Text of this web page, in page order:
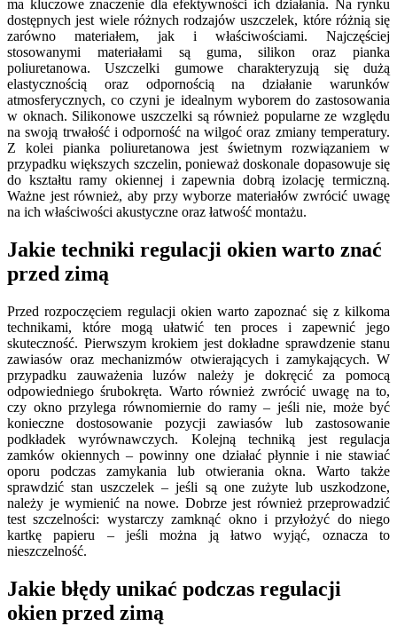
ma kluczowe znaczenie dla efektywności ich działania. Na rynku
dostępnych jest wiele różnych rodzajów uszczelek, które różnią się
zarówno materiałem, jak i właściwościami. Najczęściej
stosowanymi materiałami są guma, silikon oraz pianka
poliuretanowa. Uszczelki gumowe charakteryzują się dużą
elastycznością oraz odpornością na działanie warunków
atmosferycznych, co czyni je idealnym wyborem do zastosowania
w oknach. Silikonowe uszczelki są również popularne ze względu
na swoją trwałość i odporność na wilgoć oraz zmiany temperatury.
Z kolei pianka poliuretanowa jest świetnym rozwiązaniem w
przypadku większych szczelin, ponieważ doskonale dopasowuje się
do kształtu ramy okiennej i zapewnia dobrą izolację termiczną.
Ważne jest również, aby przy wyborze materiałów zwrócić uwagę
na ich właściwości akustyczne oraz łatwość montażu.
Jakie techniki regulacji okien warto znać
przed zimą
Przed rozpoczęciem regulacji okien warto zapoznać się z kilkoma
technikami, które mogą ułatwić ten proces i zapewnić jego
skuteczność. Pierwszym krokiem jest dokładne sprawdzenie stanu
zawiasów oraz mechanizmów otwierających i zamykających. W
przypadku zauważenia luzów należy je dokręcić za pomocą
odpowiedniego śrubokręta. Warto również zwrócić uwagę na to,
czy okno przylega równomiernie do ramy – jeśli nie, może być
konieczne dostosowanie pozycji zawiasów lub zastosowanie
podkładek wyrównawczych. Kolejną techniką jest regulacja
zamków okiennych – powinny one działać płynnie i nie stawiać
oporu podczas zamykania lub otwierania okna. Warto także
sprawdzić stan uszczelek – jeśli są one zużyte lub uszkodzone,
należy je wymienić na nowe. Dobrze jest również przeprowadzić
test szczelności: wystarczy zamknąć okno i przyłożyć do niego
kartkę papieru – jeśli można ją łatwo wyjąć, oznacza to
nieszczelność.
Jakie błędy unikać podczas regulacji
okien przed zimą